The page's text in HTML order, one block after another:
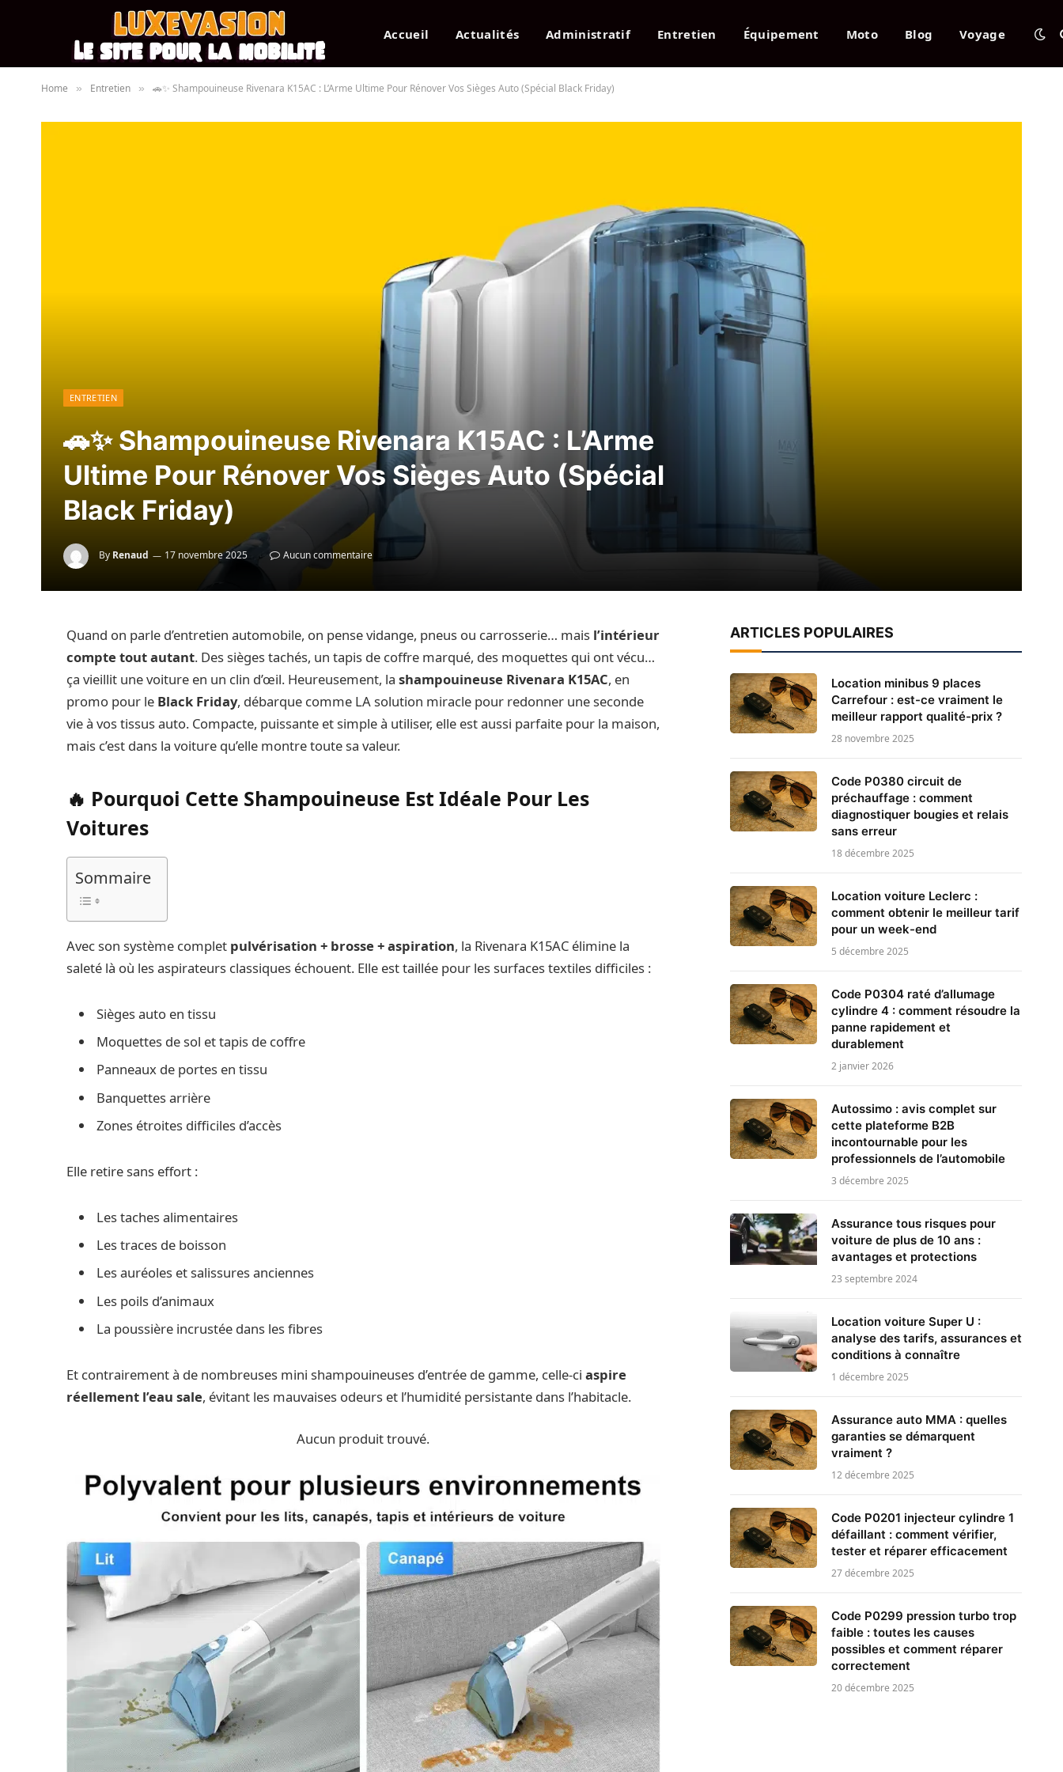
Accueil Actualités Administratif Entretien Équipement Moto Blog Voyage
Home » Entretien » 🚗✨ Shampouineuse Rivenara K15AC : L’Arme Ultime Pour Rénover Vos Sièges Auto (Spécial Black Friday)
ENTRETIEN
🚗✨ Shampouineuse Rivenara K15AC : L’Arme
Ultime Pour Rénover Vos Sièges Auto (Spécial
Black Friday)
By Renaud 17 novembre 2025 Aucun commentaire
Quand on parle d’entretien automobile, on pense vidange, pneus ou carrosserie… mais l’intérieur
compte tout autant. Des sièges tachés, un tapis de coffre marqué, des moquettes qui ont vécu…
ça vieillit une voiture en un clin d’œil. Heureusement, lashampouineuse Rivenara K15AC, en
promo pour le Black Friday, débarque comme LA solution miracle pour redonner une seconde
vie à vos tissus auto. Compacte, puissante et simple à utiliser, elle est aussi parfaite pour la maison,
mais c’est dans la voiture qu’elle montre toute sa valeur.
🔥 Pourquoi Cette Shampouineuse Est Idéale Pour Les
Voitures
Sommaire
Avec son système complet pulvérisation + brosse + aspiration, la Rivenara K15AC élimine la
saleté là où les aspirateurs classiques échouent. Elle est taillée pour les surfaces textiles difficiles :
Sièges auto en tissu
Moquettes de sol et tapis de coffre
Panneaux de portes en tissu
Banquettes arrière
Zones étroites difficiles d’accès
Elle retire sans effort :
Les taches alimentaires
Les traces de boisson
Les auréoles et salissures anciennes
Les poils d’animaux
La poussière incrustée dans les fibres
Et contrairement à de nombreuses mini shampouineuses d’entrée de gamme, celle-ciaspire
réellement l’eau sale, évitant les mauvaises odeurs et l’humidité persistante dans l’habitacle.
Aucun produit trouvé.
ARTICLES POPULAIRES
Location minibus 9 places
Carrefour : est-ce vraiment le
meilleur rapport qualité-prix ?
28 novembre 2025
Code P0380 circuit de
préchauffage : comment
diagnostiquer bougies et relais
sans erreur
18 décembre 2025
Location voiture Leclerc :
comment obtenir le meilleur tarif
pour un week-end
5 décembre 2025
Code P0304 raté d’allumage
cylindre 4 : comment résoudre la
panne rapidement et
durablement
2 janvier 2026
Autossimo : avis complet sur
cette plateforme B2B
incontournable pour les
professionnels de l’automobile
3 décembre 2025
Assurance tous risques pour
voiture de plus de 10 ans :
avantages et protections
23 septembre 2024
Location voiture Super U :
analyse des tarifs, assurances et
conditions à connaître
1 décembre 2025
Assurance auto MMA : quelles
garanties se démarquent
vraiment ?
12 décembre 2025
Code P0201 injecteur cylindre 1
défaillant : comment vérifier,
tester et réparer efficacement
27 décembre 2025
Code P0299 pression turbo trop
faible : toutes les causes
possibles et comment réparer
correctement
20 décembre 2025